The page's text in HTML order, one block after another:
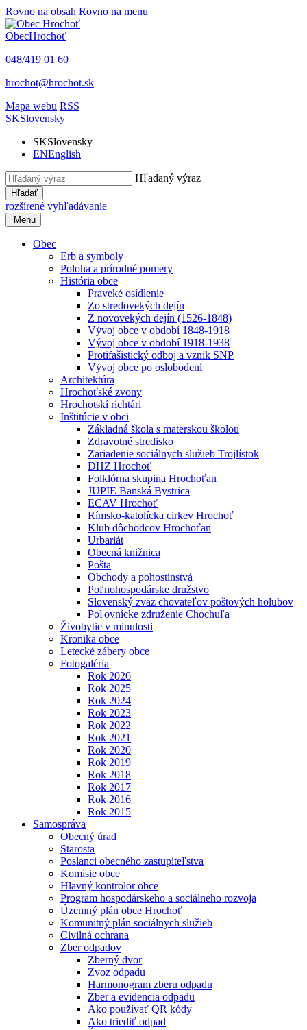
Rovno na obsah Rovno na menu
ObecHrochoť
048/419 01 60
hrochot@hrochot.sk
Mapa webu RSS
SKSlovensky
SKSlovensky
ENEnglish
Hľadaný výraz
Hľadať
rozšírené vyhľadávanie
Menu
Obec
Erb a symboly
Poloha a prírodné pomery
História obce
Praveké osídlenie
Zo stredovekých dejín
Z novovekých dejín (1526-1848)
Vývoj obce v období 1848-1918
Vývoj obce v období 1918-1938
Protifašistický odboj a vznik SNP
Vývoj obce po oslobodení
Architektúra
Hrochoťské zvony
Hrochotskí richtári
Inštitúcie v obci
Základná škola s materskou školou
Zdravotné stredisko
Zariadenie sociálnych služieb Trojlístok
DHZ Hrochoť
Folklórna skupina Hrochoťan
JUPIE Banská Bystrica
ECAV Hrochoť
Rímsko-katolícka cirkev Hrochoť
Klub dôchodcov Hrochoťan
Urbariát
Obecná knižnica
Pošta
Obchody a pohostinstvá
Poľnohospodárske družstvo
Slovenský zväz chovateľov poštových holubov
Poľovnícke združenie Chochuľa
Živobytie v minulosti
Kronika obce
Letecké zábery obce
Fotogaléria
Rok 2026
Rok 2025
Rok 2024
Rok 2023
Rok 2022
Rok 2021
Rok 2020
Rok 2019
Rok 2018
Rok 2017
Rok 2016
Rok 2015
Samospráva
Obecný úrad
Starosta
Poslanci obecného zastupiteľstva
Komisie obce
Hlavný kontrolor obce
Program hospodárskeho a sociálneho rozvoja
Územný plán obce Hrochoť
Komunitný plán sociálnych služieb
Civilná ochrana
Zber odpadov
Zberný dvor
Zvoz odpadu
Harmonogram zberu odpadu
Zber a evidencia odpadu
Ako používať QR kódy
Ako triediť odpad